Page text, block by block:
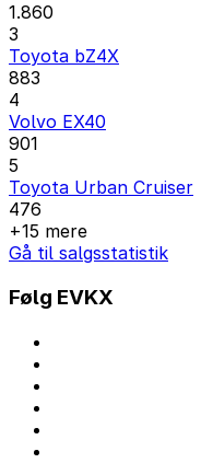
1.860
3
Toyota bZ4X
883
4
Volvo EX40
901
5
Toyota Urban Cruiser
476
+15 mere
Gå til salgsstatistik
Følg EVKX